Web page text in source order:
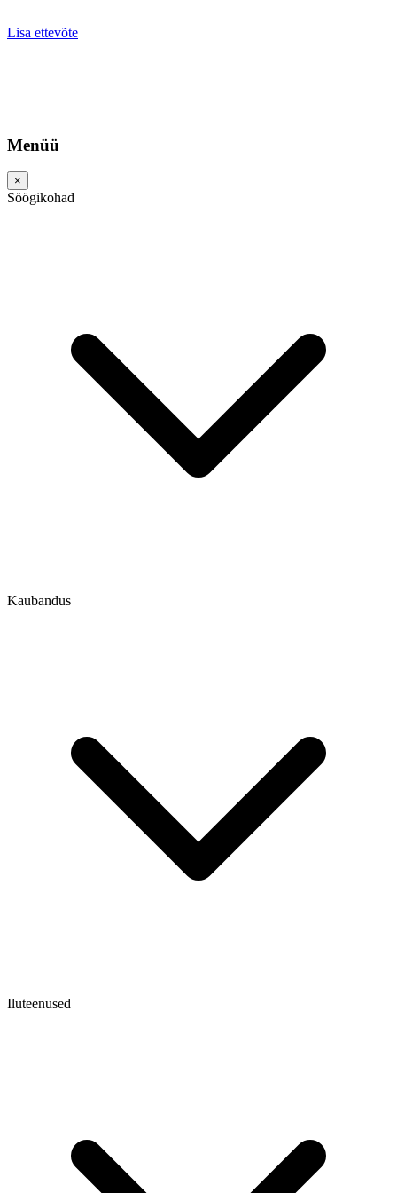
Lisa ettevõte
Menüü
×
Söögikohad
Kaubandus
Iluteenused